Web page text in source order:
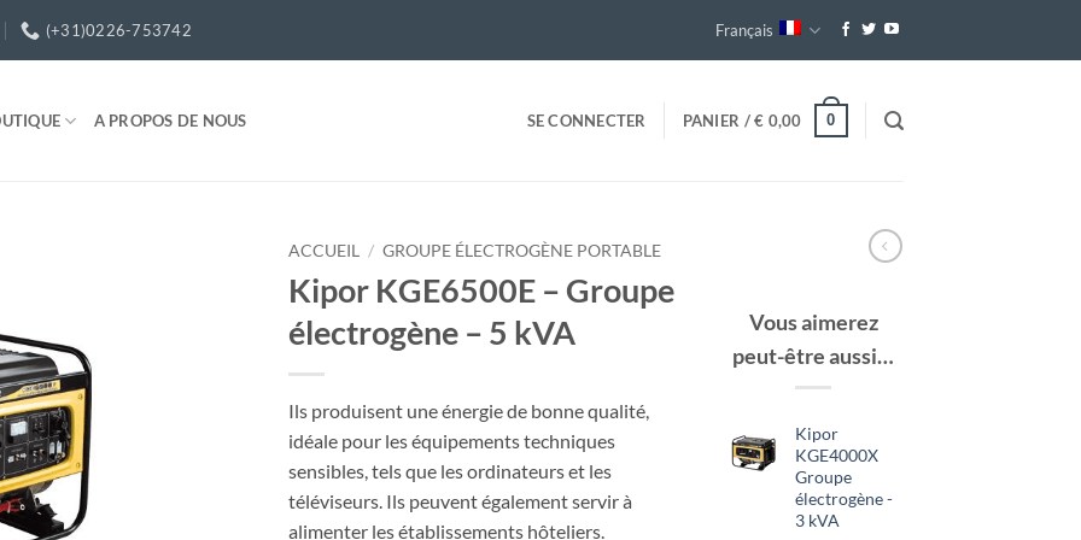
(+31)0226-753742 Français
A PROPOS DE NOUS SE CONNECTER PANIER /€ 0,00 0
ACCUEIL / GROUPE ÉLECTROGÈNE PORTABLE
Kipor KGE6500E – Groupe
électrogène – 5 kVA
Ils produisent une énergie de bonne qualité,
idéale pour les équipements techniques
sensibles, tels que les ordinateurs et les
téléviseurs. Ils peuvent également servir à
alimenter les établissements hôteliers.
Vous aimerez
peut-être aussi…
Kipor
KGE4000X
Groupe
électrogène -
3 kVA